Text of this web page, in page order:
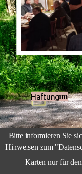
Impressum
Haftung
Zurück zum Seiteninhalt
Bitte informieren Sie
Hinweisen zum
Karten nur für